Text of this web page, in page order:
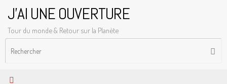
contenu
J'AI UNE OUVERTURE
Tour du monde & Retour sur la Planète